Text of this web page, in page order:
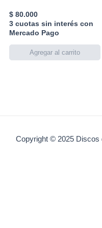
$80.000
3 cuotas sin interés con
Mercado Pago
Copyright © 2025 Discos